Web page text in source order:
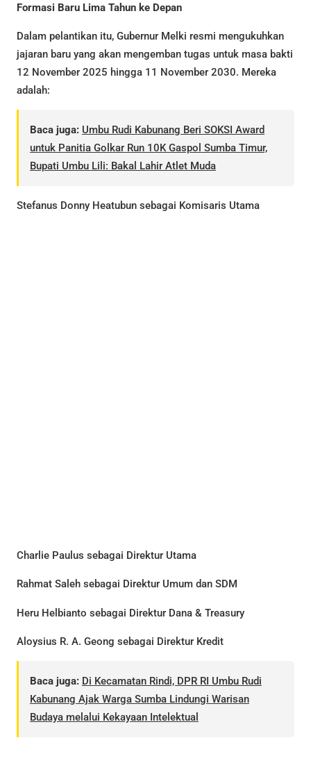
Formasi Baru Lima Tahun ke Depan
Dalam pelantikan itu, Gubernur Melki resmi mengukuhkan
jajaran baru yang akan mengemban tugas untuk masa bakti
12 November 2025 hingga 11 November 2030. Mereka
adalah:
Baca juga: Umbu Rudi Kabunang Beri SOKSI Award
untuk Panitia Golkar Run 10K Gaspol Sumba Timur,
Bupati Umbu Lili: Bakal Lahir Atlet Muda
Stefanus Donny Heatubun sebagai Komisaris Utama
Charlie Paulus sebagai Direktur Utama
Rahmat Saleh sebagai Direktur Umum dan SDM
Heru Helbianto sebagai Direktur Dana & Treasury
Aloysius R. A. Geong sebagai Direktur Kredit
Baca juga: Di Kecamatan Rindi, DPR RI Umbu Rudi
Kabunang Ajak Warga Sumba Lindungi Warisan
Budaya melalui Kekayaan Intelektual